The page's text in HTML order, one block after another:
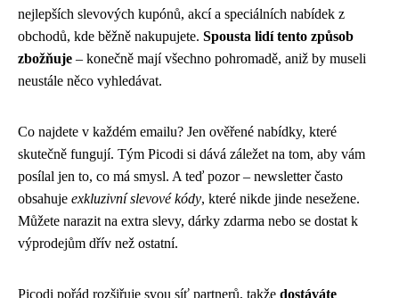
nejlepších slevových kupónů, akcí a speciálních nabídek z
obchodů, kde běžně nakupujete. Spousta lidí tento způsob
zbožňuje – konečně mají všechno pohromadě, aniž by museli
neustále něco vyhledávat.
Co najdete v každém emailu? Jen ověřené nabídky, které
skutečně fungují. Tým Picodi si dává záležet na tom, aby vám
posílal jen to, co má smysl. A teď pozor – newsletter často
obsahuje exkluzivní slevové kódy, které nikde jinde nesežene.
Můžete narazit na extra slevy, dárky zdarma nebo se dostat k
výprodejům dřív než ostatní.
Picodi pořád rozšiřuje svou síť partnerů, takže dostáváte